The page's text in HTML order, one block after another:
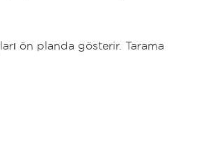
ön planda gösterir. Tarama